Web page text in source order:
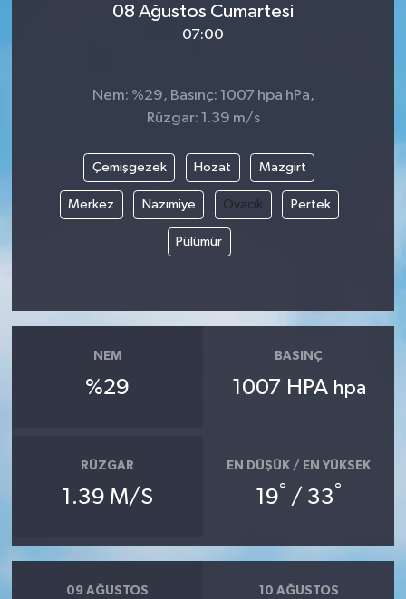
08 Ağustos Cumartesi
07:00
Nem: %29, Basınç: 1007 hpa hPa,
Rüzgar: 1.39 m/s
Çemişgezek Hozat Mazgirt
Merkez Nazımiye Ovacık Pertek
Pülümür
NEM
%29
BASINÇ
1007 HPA hpa
RÜZGAR
1.39 M/S
EN DÜŞÜK / EN YÜKSEK
19° / 33°
09 AĞUSTOS 10 AĞUSTOS